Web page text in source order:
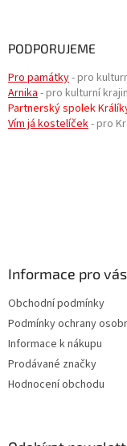
PODPORUJEME
Pro památky- pro
Arnika - pro kulturní
Partnerský spolek
Vím já kostelíček- pro
Informace pro vás
Obchodní podmínky
Podmínky ochrany
Informace k nákupu
Prodávané značky
Hodnocení obchodu